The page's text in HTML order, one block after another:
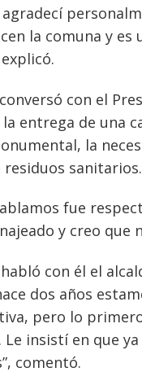
agradecí
la comuna y
con el
entrega de una
la
residuos sanitarios.
fue
y creo que
con él el
dos años
pero lo
Le insistí en que
comentó.